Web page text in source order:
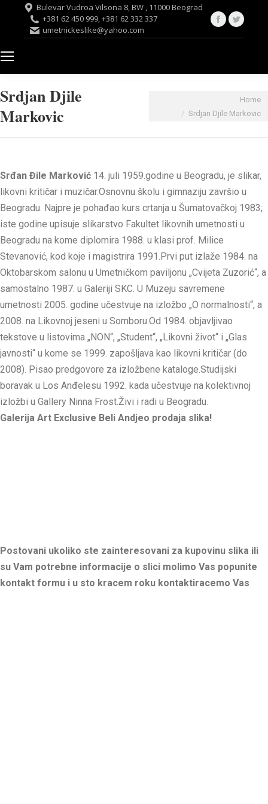
Bulevar Vudroa Vilsona 8, BW , 11000 Beograd
+381 62 450 999, +381 62 332 337
umetnickeslike@yahoo.com
Facebook
window
Srdjan Djile
Markovic
Home
Srdjan Djile Markovic
Srđan Đile Marković 14. juli 1959.godine u Beogradu, je slikar,
likovni kritičar i muzičar.Osnovnu školu i gimnaziju završio u
Beogradu. Najpre je pohađao kurs crtanja u Šumatovačkoj 1983;
iste godine upisuje slikarstvo Fakultet likovnih umetnosti u
Beogradu na kome diplomira 1988. u klasi prof. Milice
Stevanović, kod koje i magistrira 1991.Prvi put izlaže 1984. na
Oktobarskom salonu u Umetničkom paviljonu „Cvijeta Zuzorić“, a
samostalno 1987. u Galeriji SKC. U Muzeju savremene
umetnosti 2005. godine učestvuje na izložbo „O normalnosti“, a
2008. na Likovnoj jeseni u Somboru.Od 1984. objavljivao
tekstove u listovima „NON“, „Student“, „Likovni život“ i „Glas
javnosti“ u kome se 1999. zapošljava kao likovni kritičar (do
2008). Pisao predgovore za izložbene kataloge.Studijski
boravak u Los Anđelesu 1992. kada učestvuje na kolektivnoj
izložbi u Gallery Ninna Frost.Živi i radi u Beogradu.
Galerija Art Exclusive Beli Andjeo prodaja slika!
Postovani ukoliko ste zainteresovani za kupovinu slika ili
su Vam potrebne informacije o slici molimo Vas popunite
kontakt formu i u sto kracem roku kontaktiracemo Vas